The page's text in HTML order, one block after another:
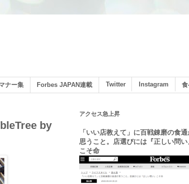
ナー集 Forbes JAPAN連載 Twitter Instagram
by
アクセス急上昇
「いい店教えて」に百戦錬磨の食
思うこと。店選びには『正しい問い
こそ命